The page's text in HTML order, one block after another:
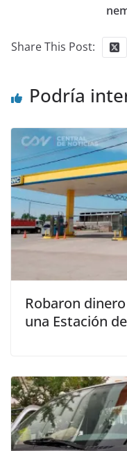
Share This Post:
Podría
Robaron
una Estación